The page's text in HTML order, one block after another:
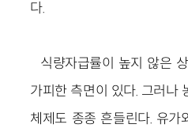
다.
식량자급률이 높지 않은
가피한 측면이 있다. 그러나
체제도 종종 흔들린다. 유가